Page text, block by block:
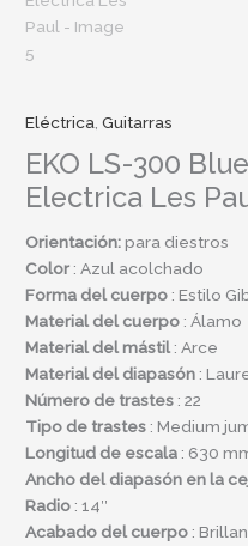
Eléctrica ,Guitarras
EKO LS-300
Electrica Les
Orientación:para diestros
Color: Azul acolchado
Forma del cuerpo: Estilo
Material del cuerpo: Álamo
Material del mástil: Arce
Material del diapasón:
Número de trastes: 22
Tipo de trastes: Medium
Longitud de escala: 630
Ancho del diapasón en la
Radio: 14″
Acabado del cuerpo: